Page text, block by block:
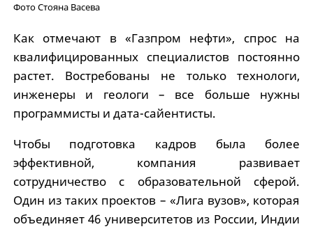
Фото Стояна Васева
Как отмечают в «Газпром нефти», спрос на
квалифицированных специалистов постоянно
растет. Востребованы не только технологи,
инженеры и геологи – все больше нужны
программисты и дата-сайентисты.
Чтобы подготовка кадров была более
эффективной, компания развивает
сотрудничество с образовательной сферой.
Один из таких проектов – «Лига вузов», которая
объединяет 46 университетов из России, Индии